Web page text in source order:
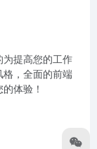
提高您的工作
，全面的前端
体验！